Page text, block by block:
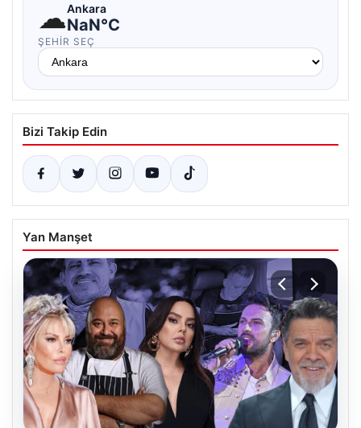
☁Ankara
NaN°C
ŞEHIR SEÇ
Bizi Takip Edin
Yan Manşet